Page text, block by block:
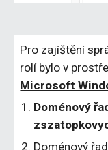
Pro zajíštění
rolí bylo v
Microsoft
Doménový
Doménový